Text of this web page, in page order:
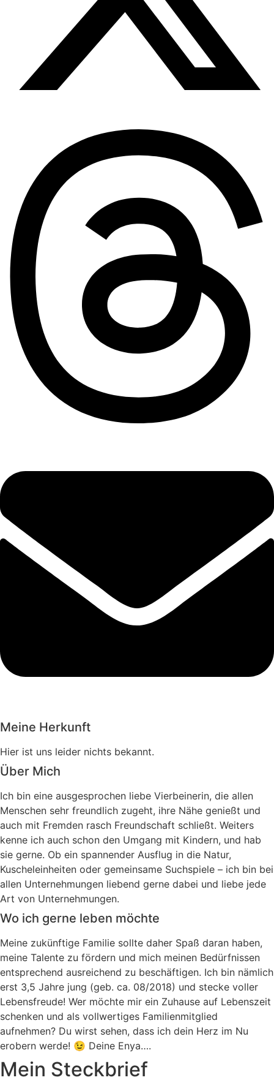
Meine Herkunft
Hier ist uns leider nichts bekannt.
Über Mich
Ich bin eine ausgesprochen liebe Vierbeinerin, die allen
Menschen sehr freundlich zugeht, ihre Nähe genießt und
auch mit Fremden rasch Freundschaft schließt. Weiters
kenne ich auch schon den Umgang mit Kindern, und hab
sie gerne. Ob ein spannender Ausflug in die Natur,
Kuscheleinheiten oder gemeinsame Suchspiele – ich bin bei
allen Unternehmungen liebend gerne dabei und liebe jede
Art von Unternehmungen.
Wo ich gerne leben möchte
Meine zukünftige Familie sollte daher Spaß daran haben,
meine Talente zu fördern und mich meinen Bedürfnissen
entsprechend ausreichend zu beschäftigen. Ich bin nämlich
erst 3,5 Jahre jung (geb. ca. 08/2018) und stecke voller
Lebensfreude! Wer möchte mir ein Zuhause auf Lebenszeit
schenken und als vollwertiges Familienmitglied
aufnehmen? Du wirst sehen, dass ich dein Herz im Nu
erobern werde! 😉 Deine Enya….
Mein Steckbrief